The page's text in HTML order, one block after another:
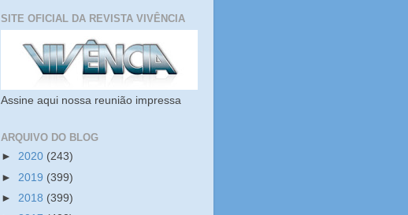
SITE OFICIAL DA REVISTA VIVÊNCIA
Assine aqui nossa reunião impressa
ARQUIVO DO BLOG
► 2020 (243)
► 2019 (399)
► 2018 (399)